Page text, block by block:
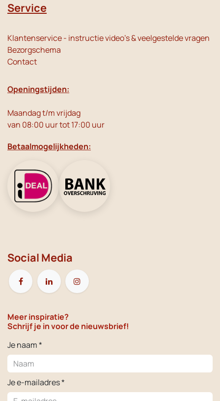
Service
Klantenservice - instructie video's & veelgestelde vragen
Bezorgschema
Contact
Openingstijden:
Maandag t/m vrijdag
van 08:00 uur tot 17:00 uur
Betaalmogelijkheden:
Social Media
Meer inspiratie?
Schrijf je in voor de nieuwsbrief!
Je naam *
Je e-mailadres *